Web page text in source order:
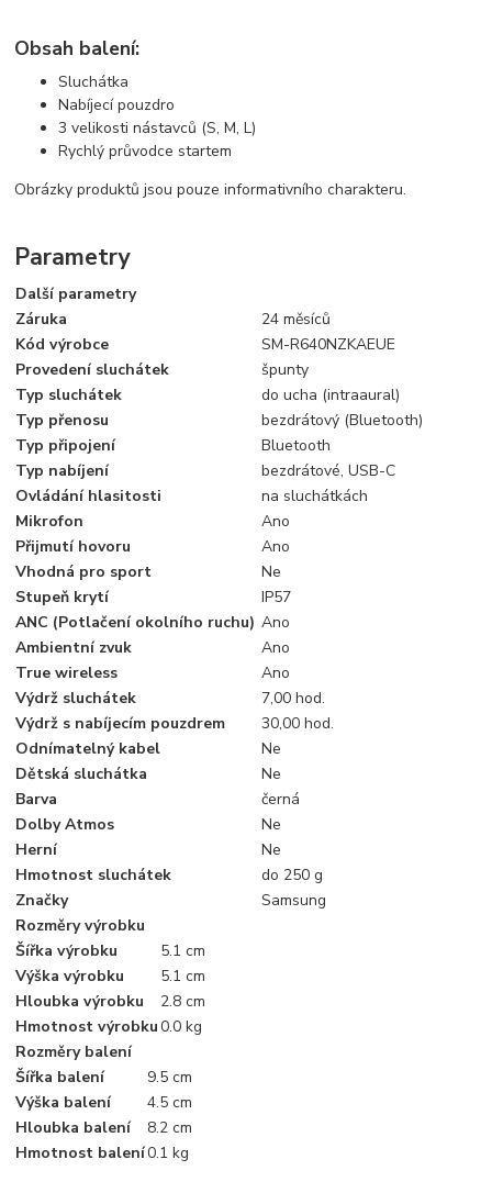
Obsah balení:
Sluchátka
Nabíjecí pouzdro
3 velikosti nástavců (S, M, L)
Rychlý průvodce startem
Obrázky produktů jsou pouze informativního charakteru.
Parametry
Další parametry
Záruka
24 měsíců
Kód výrobce
SM-R640NZKAEUE
Provedení sluchátek
špunty
Typ sluchátek
do ucha (intraaural)
Typ přenosu
bezdrátový (Bluetooth)
Typ připojení
Bluetooth
Typ nabíjení
bezdrátové, USB-C
Ovládání hlasitosti
na sluchátkách
Mikrofon
Ano
Přijmutí hovoru
Ano
Vhodná pro sport
Ne
Stupeň krytí
IP57
ANC (Potlačení okolního ruchu) Ano
Ambientní zvuk
Ano
True wireless
Ano
Výdrž sluchátek
7,00 hod.
Výdrž s nabíjecím pouzdrem
30,00 hod.
Odnímatelný kabel
Ne
Dětská sluchátka
Ne
Barva
černá
Dolby Atmos
Ne
Herní
Ne
Hmotnost sluchátek
do 250 g
Značky
Samsung
Rozměry výrobku
Šířka výrobku
5.1 cm
Výška výrobku
5.1 cm
Hloubka výrobku
2.8 cm
Hmotnost výrobku0.0 kg
Rozměry balení
Šířka balení
9.5 cm
Výška balení
4.5 cm
Hloubka balení
8.2 cm
Hmotnost balení0.1 kg